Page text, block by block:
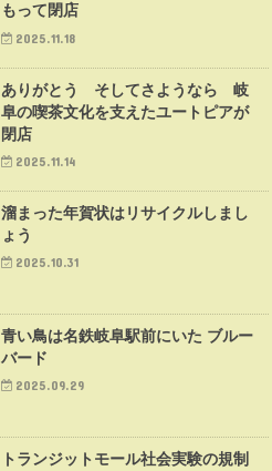
もって閉店
2025.11.18
ありがとう そしてさようなら 岐
阜の喫茶文化を支えたユートピアが
閉店
2025.11.14
溜まった年賀状はリサイクルしまし
ょう
2025.10.31
青い鳥は名鉄岐阜駅前にいた ブルー
バード
2025.09.29
トランジットモール社会実験の規制